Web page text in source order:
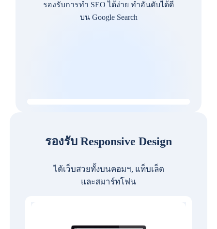
รองรับการทำ SEO ได้ง่าย ทำอันดับได้ดี
บน Google Search
รองรับ Responsive Design
ได้เว็บสวยทั้งบนคอมฯ, แท็บเล็ต
และสมาร์ทโฟน